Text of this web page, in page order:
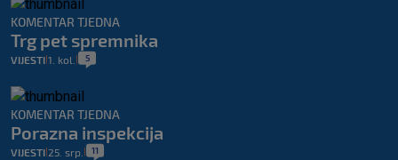
KOMENTAR TJEDNA
Trg pet spremnika
VIJESTI 1. kol. 5
KOMENTAR TJEDNA
Porazna inspekcija
VIJESTI 25. srp. 11